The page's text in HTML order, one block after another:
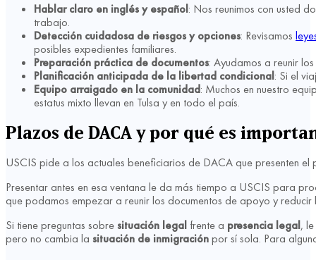
Hablar claro en inglés y español: Nos reunimos con usted
trabajo.
Detección cuidadosa de riesgos y opciones: Revisamos
posibles expedientes familiares.
Preparación práctica de documentos: Ayudamos a reunir
Planificación anticipada de la libertad condicional: Si el
Equipo arraigado en la comunidad: Muchos en nuestro
estatus mixto llevan en Tulsa y en todo el país.
Plazos de DACA y por qué es
USCIS pide a los actuales beneficiarios de DACA que presenten
Presentar antes en esa ventana le da más tiempo a USCIS para
que podamos empezar a reunir los documentos de apoyo y
Si tiene preguntas sobre situación legal frente a presencia legal,
pero no cambia la situación de inmigraciónpor sí sola. Para